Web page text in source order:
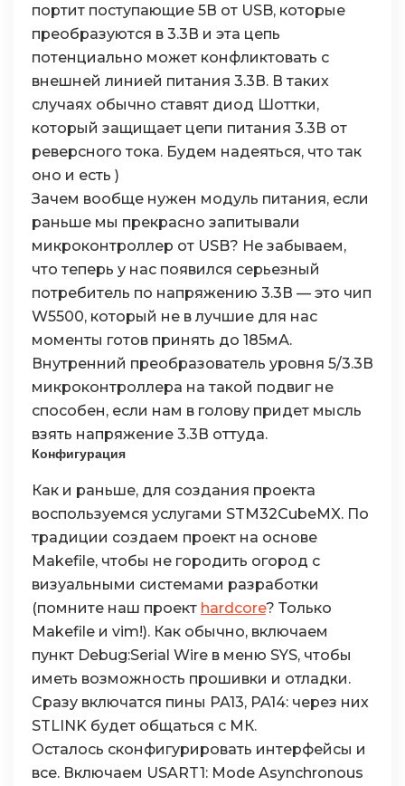
портит поступающие 5В от USB, которые
преобразуются в 3.3В и эта цепь
потенциально может конфликтовать с
внешней линией питания 3.3В. В таких
случаях обычно ставят диод Шоттки,
который защищает цепи питания 3.3В от
реверсного тока. Будем надеяться, что так
оно и есть )
Зачем вообще нужен модуль питания, если
раньше мы прекрасно запитывали
микроконтроллер от USB? Не забываем,
что теперь у нас появился серьезный
потребитель по напряжению 3.3В — это чип
W5500, который не в лучшие для нас
моменты готов принять до 185мА.
Внутренний преобразователь уровня 5/3.3В
микроконтроллера на такой подвиг не
способен, если нам в голову придет мысль
взять напряжение 3.3В оттуда.
Конфигурация
Как и раньше, для создания проекта
воспользуемся услугами STM32CubeMX. По
традиции создаем проект на основе
Makefile, чтобы не городить огород с
визуальными системами разработки
(помните наш проект hardcore? Только
Makefile и vim!). Как обычно, включаем
пункт Debug:Serial Wire в меню SYS, чтобы
иметь возможность прошивки и отладки.
Сразу включатся пины PA13, PA14: через них
STLINK будет общаться с МК.
Осталось сконфигурировать интерфейсы и
все. Включаем USART1: Mode Asynchronous